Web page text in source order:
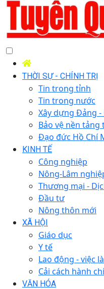
THỜI SỰ - CHÍNH TRỊ
Tin trong tỉnh
Tin trong nước
Xây dựng Đảng -
Bảo vệ nền
Đạo đức Hồ Chí
KINH TẾ
Công nghiệp
Nông-Lâm
Thương mại -
Đầu tư
Nông thôn mới
XÃ HỘI
Giáo dục
Y tế
Lao động - việc
Cải cách hành
VĂN HÓA